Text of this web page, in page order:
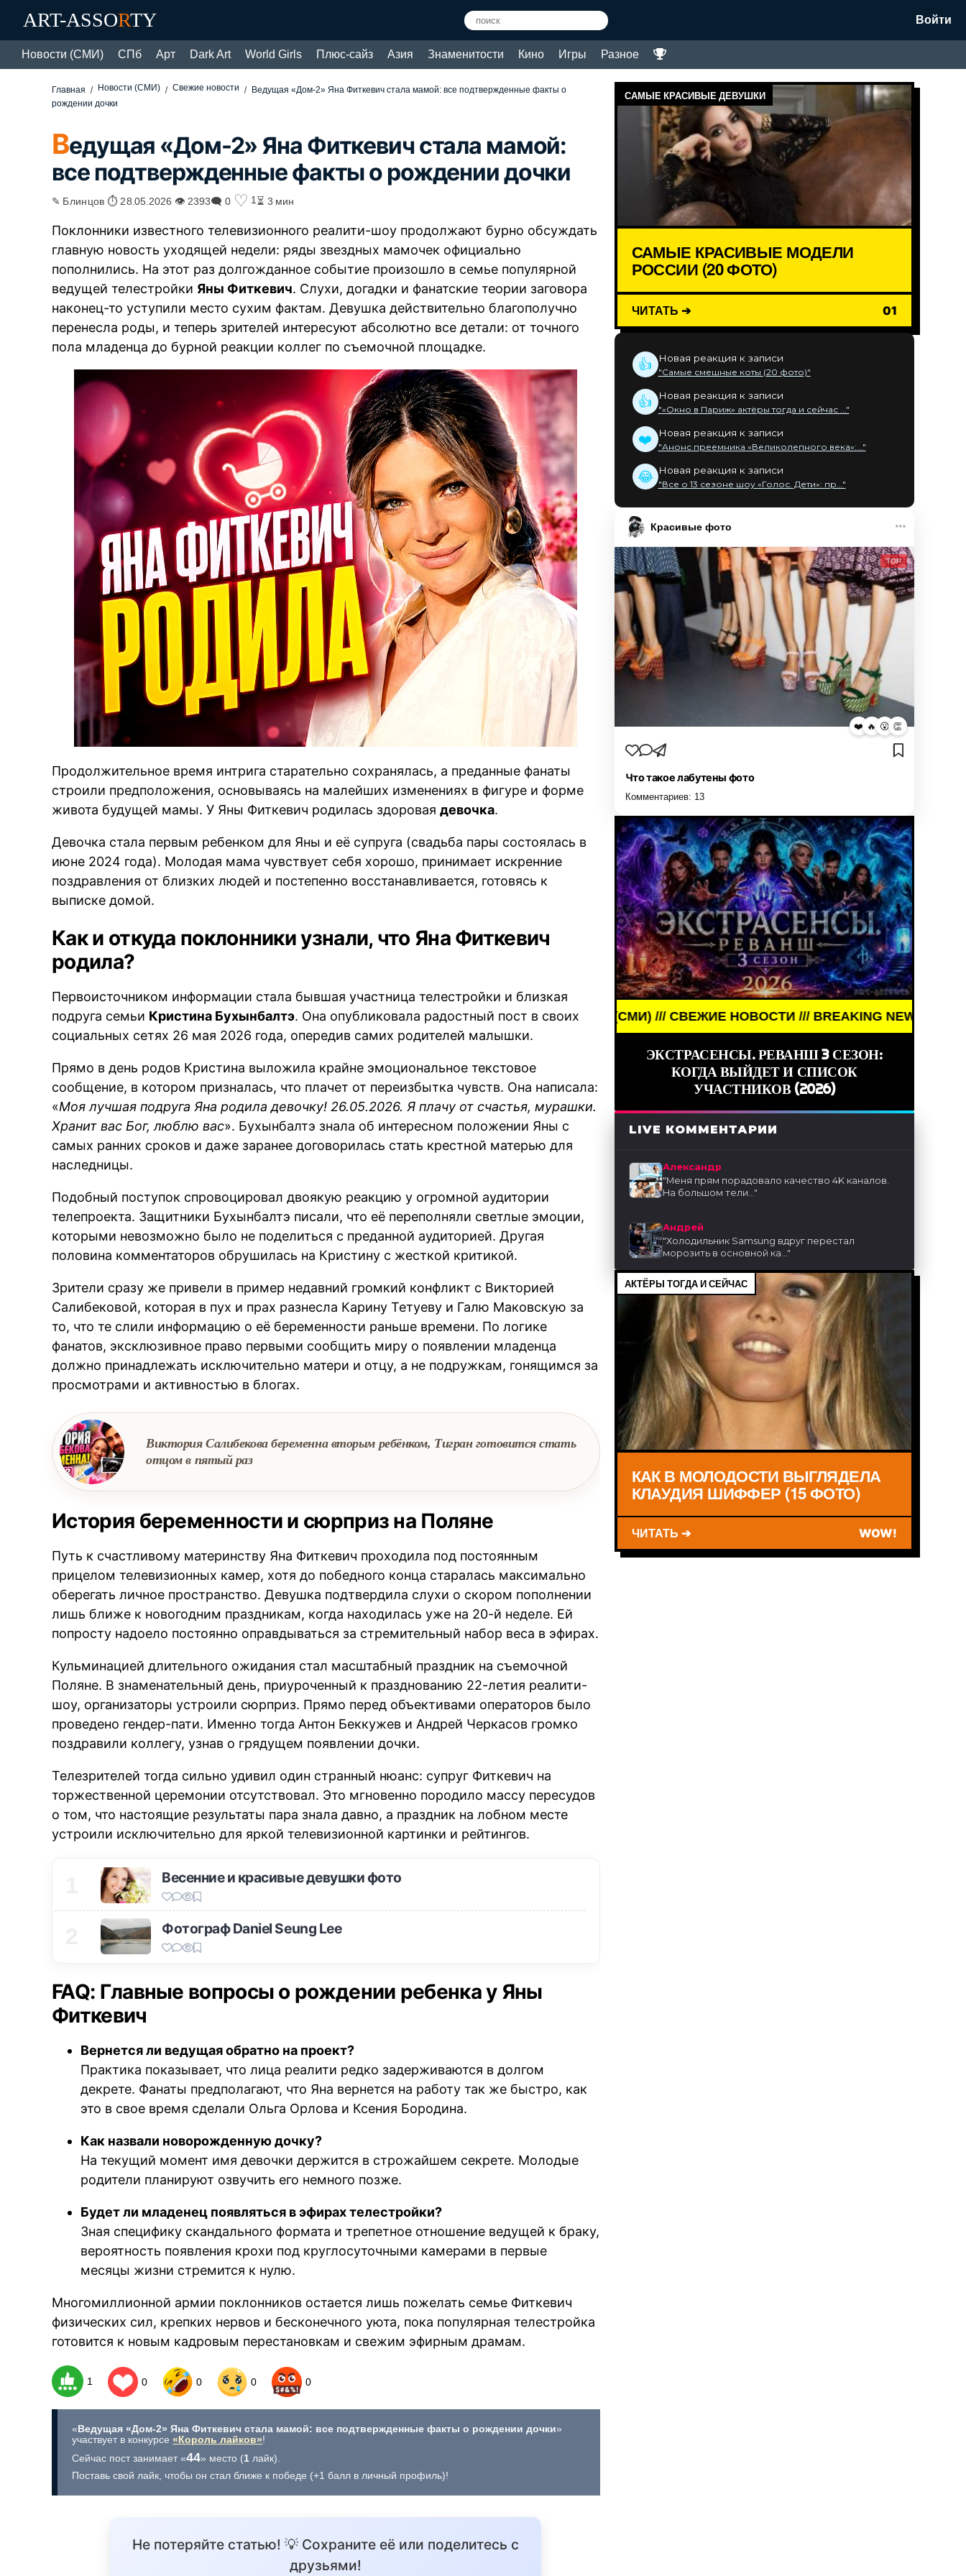
ART-ASSORTY Войти
Новости (СМИ) СПб Арт Dark Art World Girls Плюс-сайз Азия Знаменитости Кино Игры Разное
Главная Новости (СМИ) Свежие новости
Ведущая «Дом-2» Яна Фиткевич стала мамой: все подтвержденные факты о
рождении дочки
Ведущая «Дом-2» Яна Фиткевич стала мамой:
все подтвержденные факты о рождении дочки
✎ Блинцов ⏱ 28.05.2026 👁 2393🗨 0 ♡ 1 ⏳ 3 мин
Поклонники известного телевизионного реалити-шоу продолжают бурно обсуждать
главную новость уходящей недели: ряды звездных мамочек официально
пополнились. На этот раз долгожданное событие произошло в семье популярной
ведущей телестройки Яны Фиткевич. Слухи, догадки и фанатские теории заговора
наконец-то уступили место сухим фактам. Девушка действительно благополучно
перенесла роды, и теперь зрителей интересуют абсолютно все детали: от точного
пола младенца до бурной реакции коллег по съемочной площадке.
Продолжительное время интрига старательно сохранялась, а преданные фанаты
строили предположения, основываясь на малейших изменениях в фигуре и форме
живота будущей мамы. У Яны Фиткевич родилась здороваядевочка.
Девочка стала первым ребенком для Яны и её супруга (свадьба пары состоялась в
июне 2024 года). Молодая мама чувствует себя хорошо, принимает искренние
поздравления от близких людей и постепенно восстанавливается, готовясь к
выписке домой.
Как и откуда поклонники узнали, что Яна Фиткевич
родила?
Первоисточником информации стала бывшая участница телестройки и близкая
подруга семьи Кристина Бухынбалтэ. Она опубликовала радостный пост в своих
социальных сетях 26 мая 2026 года, опередив самих родителей малышки.
Прямо в день родов Кристина выложила крайне эмоциональное текстовое
сообщение, в котором призналась, что плачет от переизбытка чувств. Она написала:
«Моя лучшая подруга Яна родила девочку! 26.05.2026. Я плачу от счастья, мурашки.
Хранит вас Бог, люблю вас». Бухынбалтэ знала об интересном положении Яны с
самых ранних сроков и даже заранее договорилась стать крестной матерью для
наследницы.
Подобный поступок спровоцировал двоякую реакцию у огромной аудитории
телепроекта. Защитники Бухынбалтэ писали, что её переполняли светлые эмоции,
которыми невозможно было не поделиться с преданной аудиторией. Другая
половина комментаторов обрушилась на Кристину с жесткой критикой.
Зрители сразу же привели в пример недавний громкий конфликт с Викторией
Салибековой, которая в пух и прах разнесла Карину Тетуеву и Галю Маковскую за
то, что те слили информацию о её беременности раньше времени. По логике
фанатов, эксклюзивное право первыми сообщить миру о появлении младенца
должно принадлежать исключительно матери и отцу, а не подружкам, гонящимся за
просмотрами и активностью в блогах.
Виктория Салибекова беременна вторым ребёнком, Тигран готовится стать
отцом в пятый раз
История беременности и сюрприз на Поляне
Путь к счастливому материнству Яна Фиткевич проходила под постоянным
прицелом телевизионных камер, хотя до победного конца старалась максимально
оберегать личное пространство. Девушка подтвердила слухи о скором пополнении
лишь ближе к новогодним праздникам, когда находилась уже на 20-й неделе. Ей
попросту надоело постоянно оправдываться за стремительный набор веса в эфирах.
Кульминацией длительного ожидания стал масштабный праздник на съемочной
Поляне. В знаменательный день, приуроченный к празднованию 22-летия реалити-
шоу, организаторы устроили сюрприз. Прямо перед объективами операторов было
проведено гендер-пати. Именно тогда Антон Беккужев и Андрей Черкасов громко
поздравили коллегу, узнав о грядущем появлении дочки.
Телезрителей тогда сильно удивил один странный нюанс: супруг Фиткевич на
торжественной церемонии отсутствовал. Это мгновенно породило массу пересудов
о том, что настоящие результаты пара знала давно, а праздник на лобном месте
устроили исключительно для яркой телевизионной картинки и рейтингов.
Весенние и красивые девушки фото
Фотограф Daniel Seung Lee
FAQ: Главные вопросы о рождении ребенка у Яны
Фиткевич
Вернется ли ведущая обратно на проект?
Практика показывает, что лица реалити редко задерживаются в долгом
декрете. Фанаты предполагают, что Яна вернется на работу так же быстро, как
это в свое время сделали Ольга Орлова и Ксения Бородина.
Как назвали новорожденную дочку?
На текущий момент имя девочки держится в строжайшем секрете. Молодые
родители планируют озвучить его немного позже.
Будет ли младенец появляться в эфирах телестройки?
Зная специфику скандального формата и трепетное отношение ведущей к браку,
вероятность появления крохи под круглосуточными камерами в первые
месяцы жизни стремится к нулю.
Многомиллионной армии поклонников остается лишь пожелать семье Фиткевич
физических сил, крепких нервов и бесконечного уюта, пока популярная телестройка
готовится к новым кадровым перестановкам и свежим эфирным драмам.
1 0 0 0 0
«Ведущая «Дом-2» Яна Фиткевич стала мамой: все подтвержденные факты о рождении дочки»
участвует в конкурсе«Король лайков»!
Сейчас пост занимает «44» место (1 лайк).
Поставь свой лайк, чтобы он стал ближе к победе (+1 балл в личный профиль)!
Не потеряйте статью! 💡 Сохраните её или поделитесь с
друзьями!
САМЫЕ КРАСИВЫЕ ДЕВУШКИ
САМЫЕ КРАСИВЫЕ МОДЕЛИ
РОССИИ (20 ФОТО)
ЧИТАТЬ ➔ 01
👍 Новая реакция к записи
"Самые смешные коты (20 фото)"
👍 Новая реакция к записи
"«Окно в Париж» актёры тогда и сейчас ..."
❤️ Новая реакция к записи
"Анонс преемника «Великолепного века»:..."
😂 Новая реакция к записи
"Все о 13 сезоне шоу «Голос. Дети»: пр..."
Красивые фото
TOP
❤️ 🔥 😮 👏
Что такое лабутены фото
Комментариев: 13
BREAKING NEWS /// НОВОСТИ (СМИ) /// СВЕЖИЕ НОВОСТИ /// BREAKING NEWS /// НОВОСТИ
ЭКСТРАСЕНСЫ. РЕВАНШ 3 СЕЗОН:
КОГДА ВЫЙДЕТ И СПИСОК
УЧАСТНИКОВ (2026)
LIVE КОММЕНТАРИИ
Александр
"Меня прям порадовало качество 4K каналов.
На большом тели..."
Андрей
"Холодильник Samsung вдруг перестал
морозить в основной ка..."
АКТЁРЫ ТОГДА И СЕЙЧАС
КАК В МОЛОДОСТИ ВЫГЛЯДЕЛА
КЛАУДИЯ ШИФФЕР (15 ФОТО)
ЧИТАТЬ ➔ WOW!